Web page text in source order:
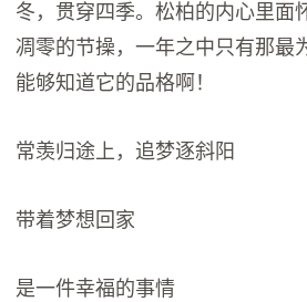
冬，贯穿四季。松柏的内心里面
凋零的节操，一年之中只有那最
能够知道它的品格啊！
常羡归途上，追梦逐斜阳
带着梦想回家
是一件幸福的事情